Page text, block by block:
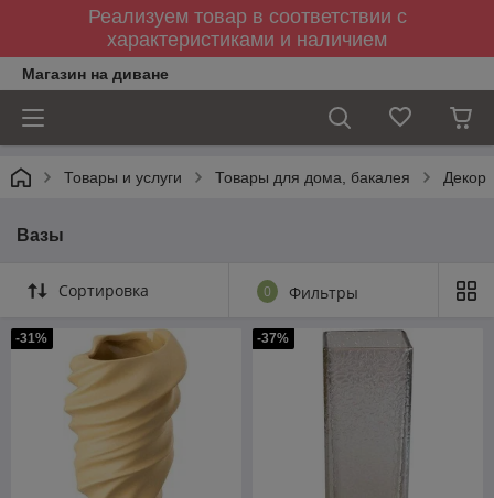
Реализуем товар в соответствии с
характеристиками и наличием
Магазин на диване
Товары и услуги Товары для дома, бакалея Декор
Вазы
Сортировка 0 Фильтры
-31% -37%